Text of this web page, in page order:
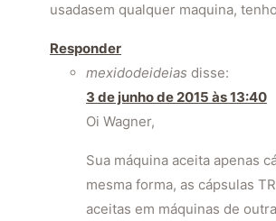
usadasem qualquer maquina,
Responder
mexidodeideias disse:
3 de junho de 2015 às 13:40
Oi Wagner,
Sua máquina aceita apenas
mesma forma, as cápsulas
aceitas em máquinas de